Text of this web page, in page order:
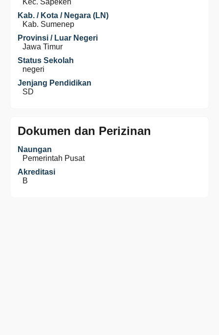
Kec. Sapeken
Kab. / Kota / Negara (LN)
Kab. Sumenep
Provinsi / Luar Negeri
Jawa Timur
Status Sekolah
negeri
Jenjang Pendidikan
SD
Dokumen dan Perizinan
Naungan
Pemerintah Pusat
Akreditasi
B